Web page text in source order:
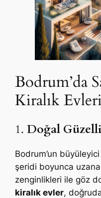
Bodrum’da
Kiralık
1.Doğal
Bodrum’un
şeridi boyunca
zenginlikleri ile göz
kiralık evler,